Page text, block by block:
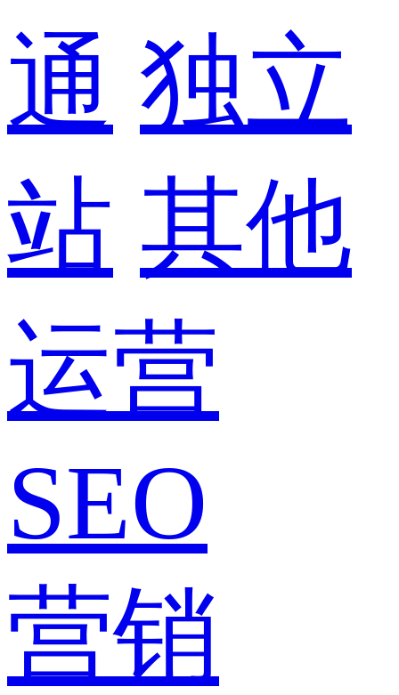
通 独立
站 其他
运营
SEO
营销